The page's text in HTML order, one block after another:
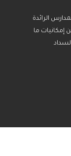
الرائدة
إمكانيات ما